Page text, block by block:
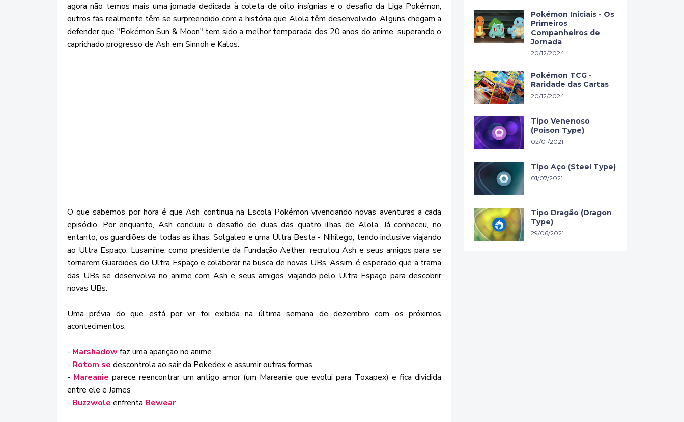
agora não temos mais uma jornada dedicada à coleta de oito insígnias e o desafio da Liga Pokémon,
outros fãs realmente têm se surpreendido com a história que Alola têm desenvolvido. Alguns chegam a
defender que "Pokémon Sun & Moon" tem sido a melhor temporada dos 20 anos do anime, superando o
caprichado progresso de Ash em Sinnoh e Kalos.
O que sabemos por hora é que Ash continua na Escola Pokémon vivenciando novas aventuras a cada
episódio. Por enquanto, Ash concluiu o desafio de duas das quatro ilhas de Alola. Já conheceu, no
entanto, os guardiões de todas as ilhas, Solgaleo e uma Ultra Besta - Nihilego, tendo inclusive viajando
ao Ultra Espaço. Lusamine, como presidente da Fundação Aether, recrutou Ash e seus amigos para se
tornarem Guardiões do Ultra Espaço e colaborar na busca de novas UBs. Assim, é esperado que a trama
das UBs se desenvolva no anime com Ash e seus amigos viajando pelo Ultra Espaço para descobrir
novas UBs.
Uma prévia do que está por vir foi exibida na última semana de dezembro com os próximos
acontecimentos:
- Marshadowfaz uma aparição no anime
- Rotom se descontrola ao sair da Pokedex e assumir outras formas
- Mareanie parece reencontrar um antigo amor (um Mareanie que evolui para Toxapex) e fica dividida
entre ele e James
- Buzzwole enfrenta Bewear
Pokémon Iniciais - Os
Primeiros
Companheiros de
Jornada
20/12/2024
Pokémon TCG -
Raridade das Cartas
20/12/2024
Tipo Venenoso
(Poison Type)
02/01/2021
Tipo Aço (Steel Type)
01/07/2021
Tipo Dragão (Dragon
Type)
29/06/2021